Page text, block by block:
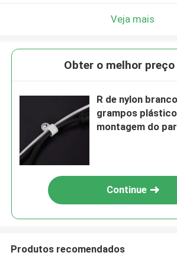
Veja mais
Obter o melhor
R de nylon
grampos
montagem do
Continue
Produtos recomendados